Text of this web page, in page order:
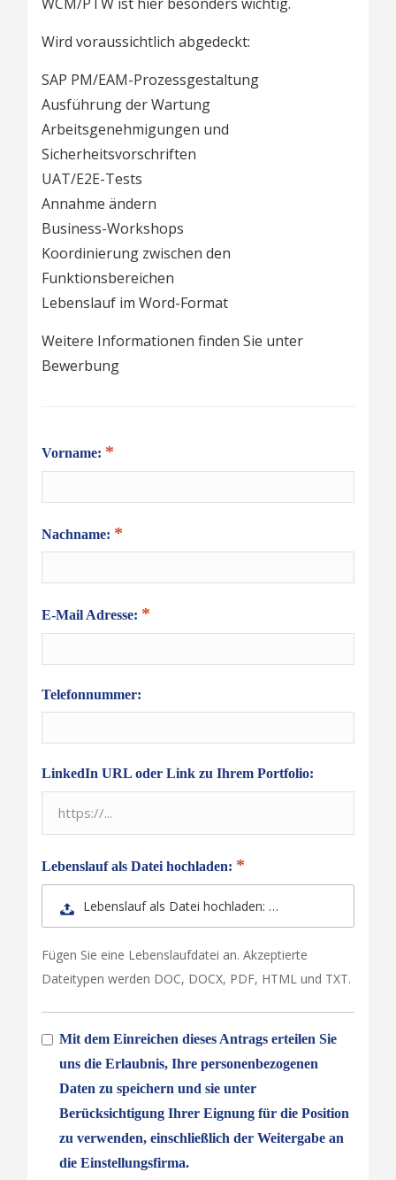
Wird voraussichtlich abgedeckt:
SAP PM/EAM-Prozessgestaltung
Ausführung der Wartung
Arbeitsgenehmigungen und
Sicherheitsvorschriften
UAT/E2E-Tests
Annahme ändern
Business-Workshops
Koordinierung zwischen den
Funktionsbereichen
Lebenslauf im Word-Format
Weitere Informationen finden Sie unter
Bewerbung
Vorname:
Nachname:
E-Mail Adresse:
Telefonnummer:
LinkedIn URL oder Link zu Ihrem Portfolio:
Lebenslauf als Datei hochladen:
Lebenslauf als Datei hochladen: …
Fügen Sie eine Lebenslaufdatei an. Akzeptierte
Dateitypen werden DOC, DOCX, PDF, HTML und TXT.
Mit dem Einreichen dieses Antrags erteilen Sie
uns die Erlaubnis, Ihre personenbezogenen
Daten zu speichern und sie unter
Berücksichtigung Ihrer Eignung für die Position
zu verwenden, einschließlich der Weitergabe an
die Einstellungsfirma.